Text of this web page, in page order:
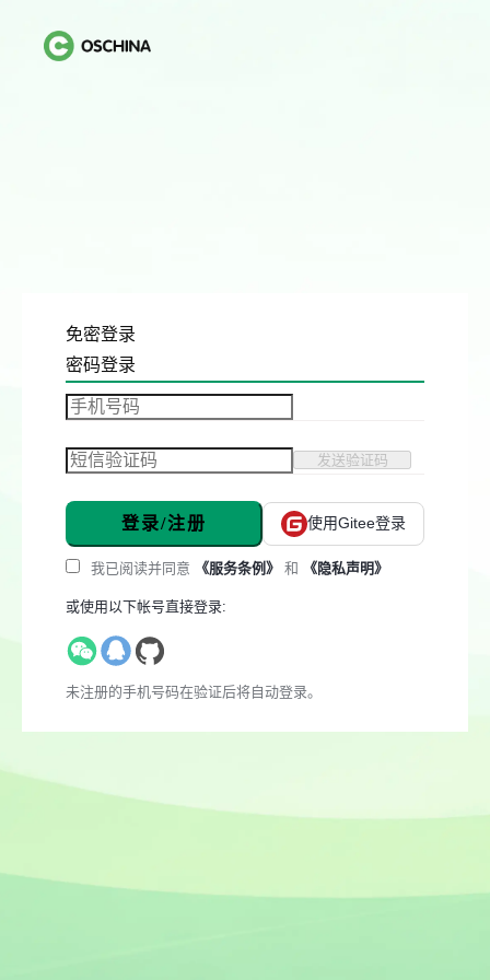
免密登录
密码登录
发送验证码
登录/注册 使用Gitee登录
我已阅读并同意 《服务条例》 和 《隐私声明》
或使用以下帐号直接登录:
未注册的手机号码在验证后将自动登录。